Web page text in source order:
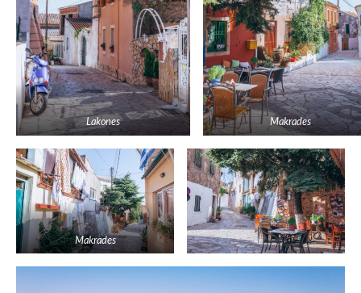
Lakones Makrades
Makrades